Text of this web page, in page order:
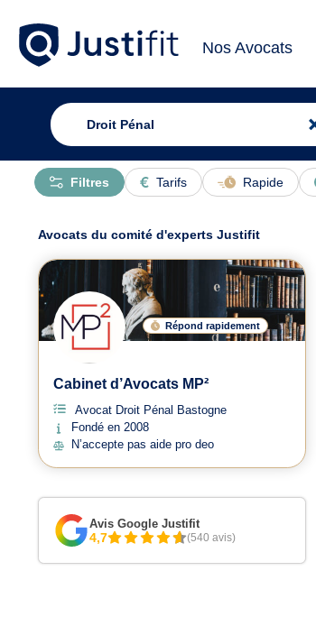
Nos Avocats
Tarifs Rapide
Filtres
Avocats du comité d'experts Justifit
Répond rapidement
Cabinet d’Avocats MP²
Avocat Droit Pénal Bastogne
Fondé en 2008
N’accepte pas aide pro deo
Avis Google Justifit
4,7 (540 avis)